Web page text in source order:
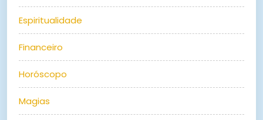
Espiritualidade
Financeiro
Horóscopo
Magias